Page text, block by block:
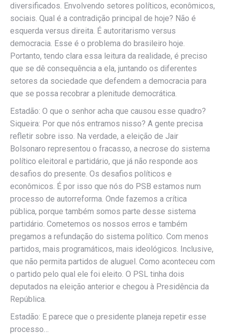
diversificados. Envolvendo setores políticos, econômicos,
sociais. Qual é a contradição principal de hoje? Não é
esquerda versus direita. É autoritarismo versus
democracia. Esse é o problema do brasileiro hoje.
Portanto, tendo clara essa leitura da realidade, é preciso
que se dê consequência a ela, juntando os diferentes
setores da sociedade que defendem a democracia para
que se possa recobrar a plenitude democrática.
Estadão: O que o senhor acha que causou esse quadro?
Siqueira: Por que nós entramos nisso? A gente precisa
refletir sobre isso. Na verdade, a eleição de Jair
Bolsonaro representou o fracasso, a necrose do sistema
político eleitoral e partidário, que já não responde aos
desafios do presente. Os desafios políticos e
econômicos. É por isso que nós do PSB estamos num
processo de autorreforma. Onde fazemos a crítica
pública, porque também somos parte desse sistema
partidário. Cometemos os nossos erros e também
pregamos a refundação do sistema político. Com menos
partidos, mais programáticos, mais ideológicos. Inclusive,
que não permita partidos de aluguel. Como aconteceu com
o partido pelo qual ele foi eleito. O PSL tinha dois
deputados na eleição anterior e chegou à Presidência da
República.
Estadão: E parece que o presidente planeja repetir esse
processo…